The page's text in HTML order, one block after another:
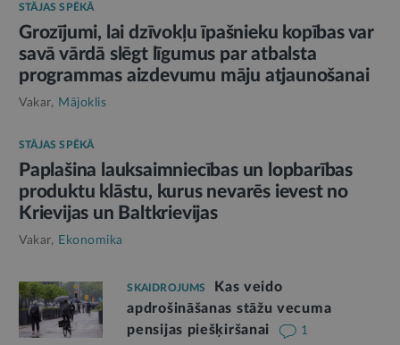
STĀJAS SPĒKĀ
Grozījumi, lai dzīvokļu īpašnieku kopības var
savā vārdā slēgt līgumus par atbalsta
programmas aizdevumu māju atjaunošanai
Vakar, Mājoklis
STĀJAS SPĒKĀ
Paplašina lauksaimniecības un lopbarības
produktu klāstu, kurus nevarēs ievest no
Krievijas un Baltkrievijas
Vakar, Ekonomika
SKAIDROJUMS
Kas veido
apdrošināšanas stāžu vecuma
pensijas piešķiršanai
1